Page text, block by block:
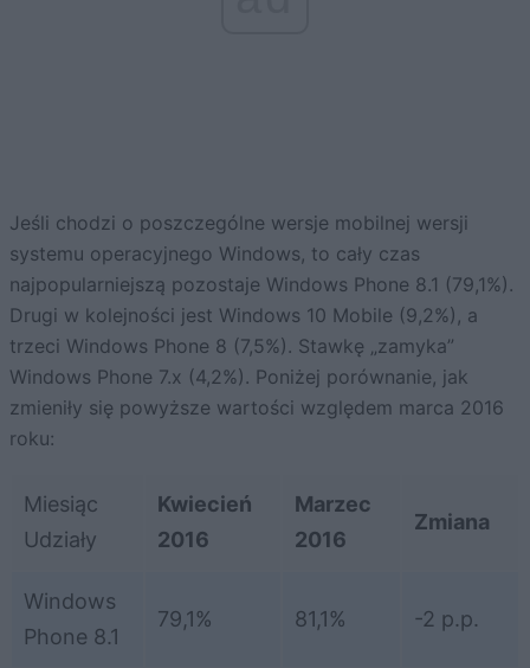
Jeśli chodzi o poszczególne wersje mobilnej wersji
systemu operacyjnego Windows, to cały czas
najpopularniejszą pozostaje Windows Phone 8.1 (79,1%).
Drugi w kolejności jest Windows 10 Mobile (9,2%), a
trzeci Windows Phone 8 (7,5%). Stawkę „zamyka”
Windows Phone 7.x (4,2%). Poniżej porównanie, jak
zmieniły się powyższe wartości względem marca 2016
roku:
Miesiąc
Udziały
Kwiecień
2016
Marzec
2016
Zmiana
Windows
Phone 8.1
79,1% 81,1% -2 p.p.